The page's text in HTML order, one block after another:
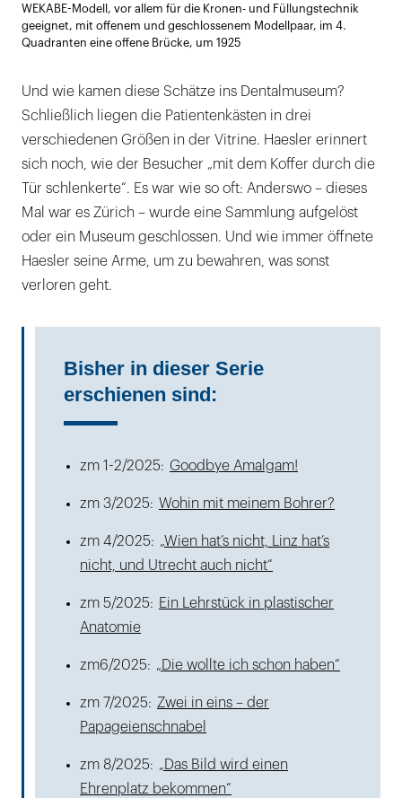
öffnen
WEKABE-Modell, vor allem für die Kronen- und Füllungstechnik
geeignet, mit offenem und geschlossenem Modellpaar, im 4.
Quadranten eine offene Brücke, um 1925
Und wie kamen diese Schätze ins Dentalmuseum?
Schließlich liegen die Patientenkästen in drei
verschiedenen Größen in der Vitrine. Haesler erinnert
sich noch, wie der Besucher „mit dem Koffer durch die
Tür schlenkerte“. Es war wie so oft: Anderswo – dieses
Mal war es Zürich – wurde eine Sammlung aufgelöst
oder ein Museum geschlossen. Und wie immer öffnete
Haesler seine Arme, um zu bewahren, was sonst
verloren geht.
Bisher in dieser Serie
erschienen sind:
zm 1-2/2025: Goodbye Amalgam!
zm 3/2025: Wohin mit meinem Bohrer?
zm 4/2025: „Wien hat’s nicht, Linz hat’s
nicht, und Utrecht auch nicht“
zm 5/2025: Ein Lehrstück in plastischer
Anatomie
zm6/2025: „Die wollte ich schon haben“
zm 7/2025: Zwei in eins – der
Papageienschnabel
zm 8/2025: „Das Bild wird einen
Ehrenplatz bekommen“